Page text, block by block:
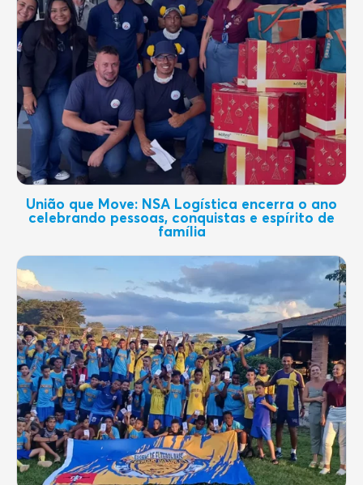
União que Move: NSA Logística encerra o ano
celebrando pessoas, conquistas e espírito de
família